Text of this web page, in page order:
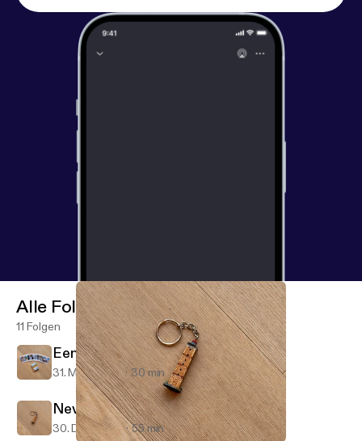
Alle Folgen
11 Folgen
Een Terschellinger toegift
31. März 2025 30 min
Nevenactiviteiten
30. Dez. 2024 55 min